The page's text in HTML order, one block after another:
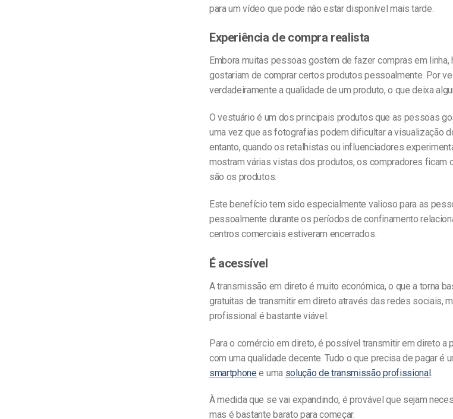
para um vídeo que pode não estar disponível mais tarde.
Experiência de compra realista
Embora muitas pessoas gostem de fazer compras em linha,
gostariam de comprar certos produtos pessoalmente. Por
verdadeiramente a qualidade de um produto, o que deixa
O vestuário é um dos principais produtos que as pessoas
uma vez que as fotografias podem dificultar a visualização
entanto, quando os retalhistas ou influenciadores
mostram várias vistas dos produtos, os compradores ficam
são os produtos.
Este benefício tem sido especialmente valioso para as
pessoalmente durante os períodos de confinamento
centros comerciais estiveram encerrados.
É acessível
A transmissão em direto é muito económica, o que a torna
gratuitas de transmitir em direto através das redes sociais,
profissional é bastante viável.
Para o comércio em direto, é possível transmitir em direto a
com uma qualidade decente. Tudo o que precisa de pagar é
smartphone e uma solução de transmissão profissional.
À medida que se vai expandindo, é provável que sejam
mas é bastante barato para começar.